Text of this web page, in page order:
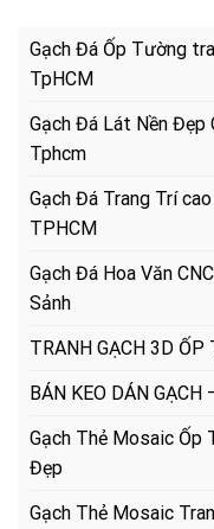
Gạch Đá Ốp Tường
TpHCM
Gạch Đá Lát Nền Đẹp
Tphcm
Gạch Đá Trang Trí
TPHCM
Gạch Đá Hoa Văn
Sảnh
TRANH GẠCH 3D ỐP
BÁN KEO DÁN GẠCH
Gạch Thẻ Mosaic Ốp
Đẹp
Gạch Thẻ Mosaic